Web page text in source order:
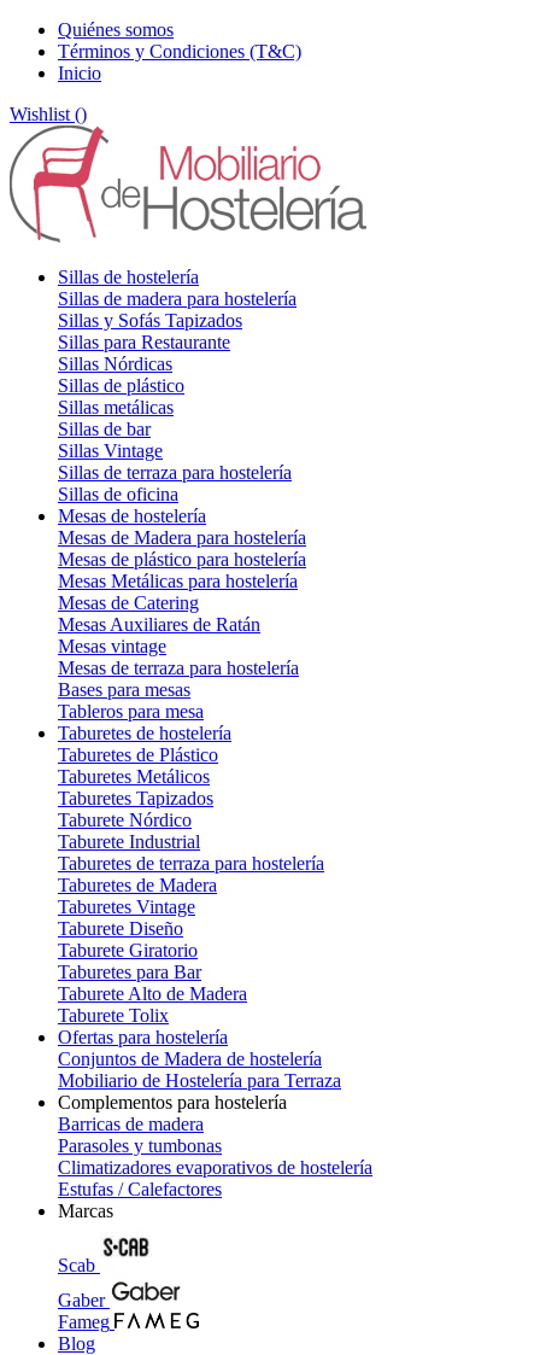
Quiénes somos
Términos y Condiciones (T&C)
Inicio
Wishlist ()
Sillas de hostelería
Sillas de madera para hostelería
Sillas y Sofás Tapizados
Sillas para Restaurante
Sillas Nórdicas
Sillas de plástico
Sillas metálicas
Sillas de bar
Sillas Vintage
Sillas de terraza para hostelería
Sillas de oficina
Mesas de hostelería
Mesas de Madera para hostelería
Mesas de plástico para hostelería
Mesas Metálicas para hostelería
Mesas de Catering
Mesas Auxiliares de Ratán
Mesas vintage
Mesas de terraza para hostelería
Bases para mesas
Tableros para mesa
Taburetes de hostelería
Taburetes de Plástico
Taburetes Metálicos
Taburetes Tapizados
Taburete Nórdico
Taburete Industrial
Taburetes de terraza para hostelería
Taburetes de Madera
Taburetes Vintage
Taburete Diseño
Taburete Giratorio
Taburetes para Bar
Taburete Alto de Madera
Taburete Tolix
Ofertas para hostelería
Conjuntos de Madera de hostelería
Mobiliario de Hostelería para Terraza
Complementos para hostelería
Barricas de madera
Parasoles y tumbonas
Climatizadores evaporativos de hostelería
Estufas / Calefactores
Marcas
Scab
Gaber
Fameg
Blog